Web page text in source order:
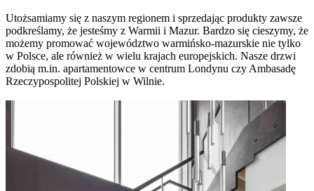
Utożsamiamy się z naszym regionem i sprzedając produkty zawsze
podkreślamy, że jesteśmy z Warmii i Mazur. Bardzo się cieszymy, że
możemy promować województwo warmińsko-mazurskie nie tylko
w Polsce, ale również w wielu krajach europejskich. Nasze drzwi
zdobią m.in. apartamentowce w centrum Londynu czy Ambasadę
Rzeczypospolitej Polskiej w Wilnie.